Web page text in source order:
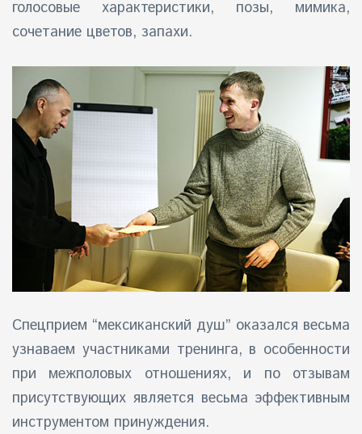
голосовые характеристики, позы, мимика,
сочетание цветов, запахи.
Спецприем “мексиканский душ” оказался весьма
узнаваем участниками тренинга, в особенности
при межполовых отношениях, и по отзывам
присутствующих является весьма эффективным
инструментом принуждения.